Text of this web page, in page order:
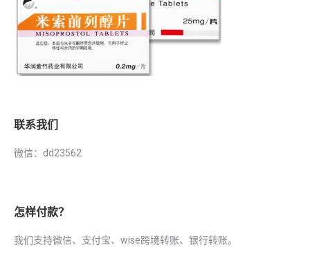
联系我们
微信：dd23562
怎样付款？
我们支持微信、支付宝、wise跨境转账、银行转账。